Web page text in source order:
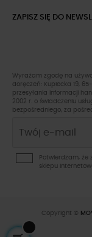
ZAPISZ SIĘ DO
Wyrażam zgodę na
doręczeń: Kupiecka 19,
przesyłania informacji
2002 r. o świadczeniu
bezpośredniego, za
Potwierdzam, że
sklepu
Copyright ©